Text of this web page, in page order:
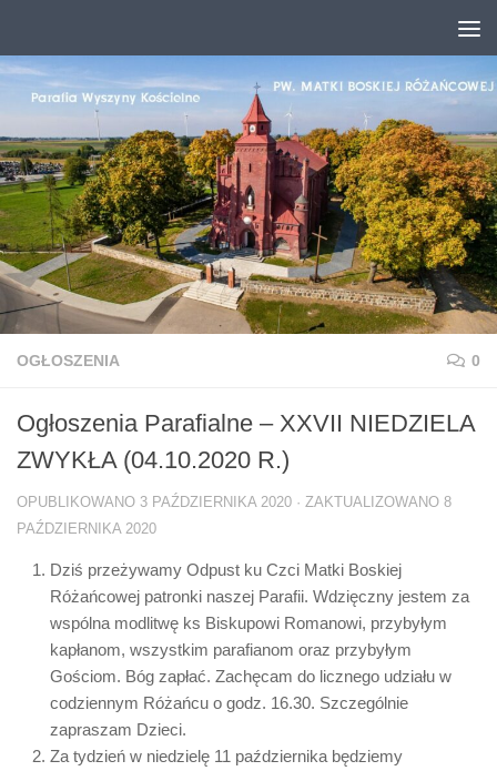
OGŁOSZENIA 0
Ogłoszenia Parafialne – XXVII NIEDZIELA
ZWYKŁA (04.10.2020 R.)
OPUBLIKOWANO 3 PAŹDZIERNIKA 2020 · ZAKTUALIZOWANO 8
PAŹDZIERNIKA 2020
Dziś przeżywamy Odpust ku Czci Matki Boskiej
Różańcowej patronki naszej Parafii. Wdzięczny jestem za
wspólna modlitwę ks Biskupowi Romanowi, przybyłym
kapłanom, wszystkim parafianom oraz przybyłym
Gościom. Bóg zapłać. Zachęcam do licznego udziału w
codziennym Różańcu o godz. 16.30. Szczególnie
zapraszam Dzieci.
Za tydzień w niedzielę 11 października będziemy